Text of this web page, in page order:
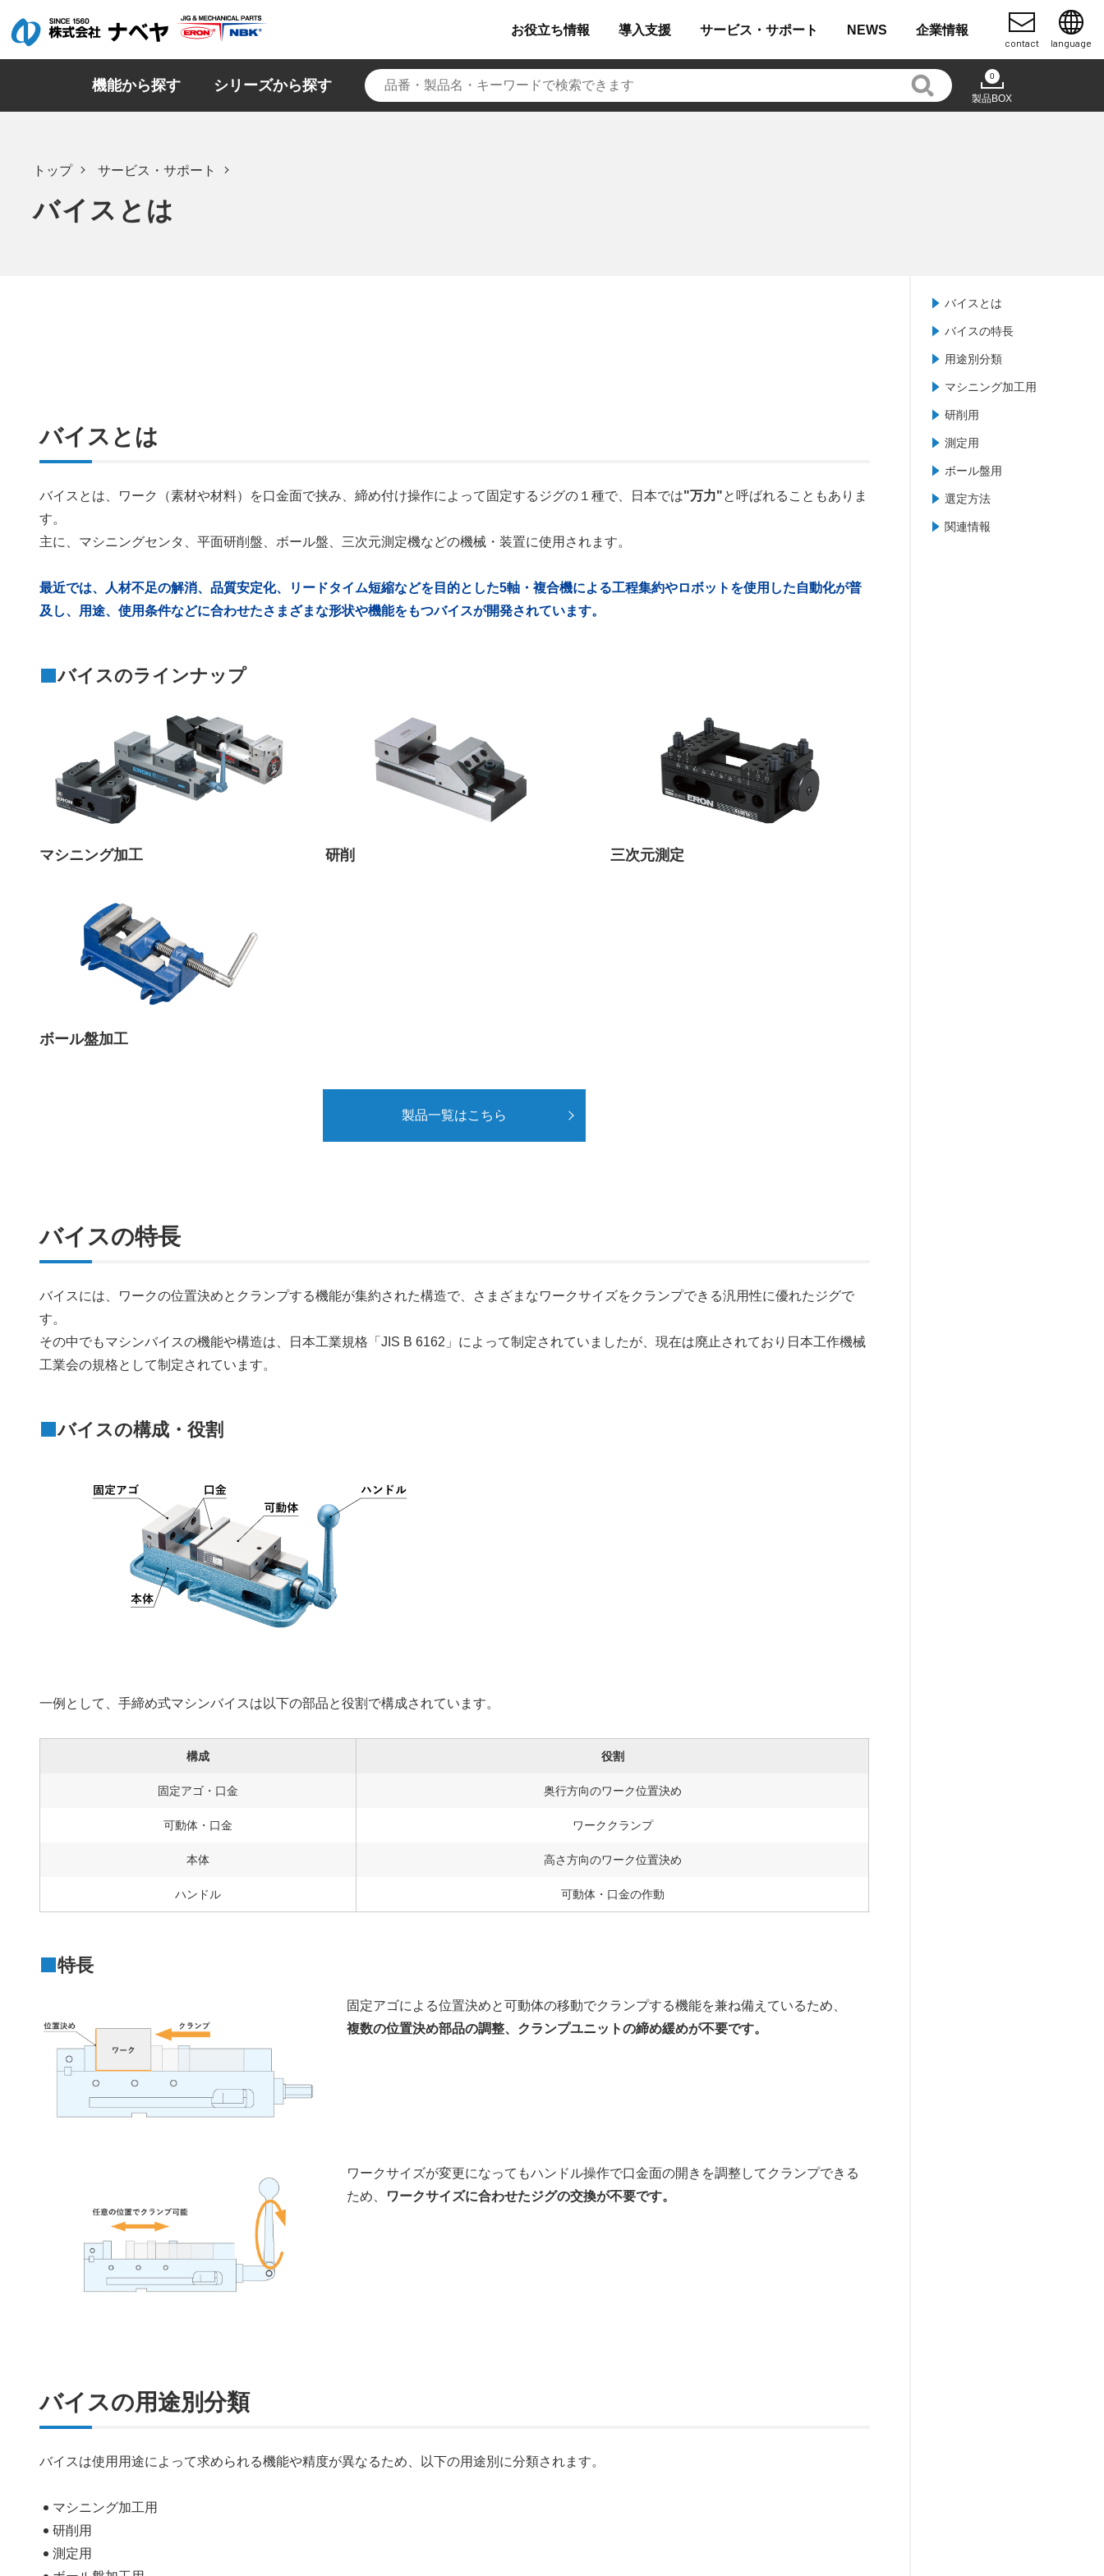
お役立ち情報 導入支援 サービス・ サポート NEWS 企業情報
contact language
機能から探す シリーズから探す
0
製品BOX
トップ サービス・サポート
バイスとは
バイスとは
バイスの特長
用途別分類
マシニング加工用
研削用
測定用
ボール盤用
選定方法
関連情報
バイスとは
バイスとは、ワーク（素材や材料）を口金面で挟み、締め付け操作によって固定するジグの１種で、日本では"万力"と呼ばれることもありま
す。
主に、マシニングセンタ、平面研削盤、ボール盤、三次元測定機などの機械・装置に使用されます。
最近では、人材不足の解消、品質安定化、リードタイム短縮などを目的とした5軸・複合機による工程集約やロボットを使用した自動化が普
及し、用途、使用条件などに合わせたさまざまな形状や機能をもつバイスが開発されています。
バイスのラインナップ
マシニング加工 研削 三次元測定
ボール盤加工
製品一覧はこちら
バイスの特長
バイスには、ワークの位置決めとクランプする機能が集約された構造で、さまざまなワークサイズをクランプできる汎用性に優れたジグで
す。
その中でもマシンバイスの機能や構造は、日本工業規格「JIS B 6162」によって制定されていましたが、現在は廃止されており日本工作機械
工業会の規格として制定されています。
バイスの構成・役割
一例として、手締め式マシンバイスは以下の部品と役割で構成されています。
構成 役割
固定アゴ・口金 奥行方向のワーク位置決め
可動体・口金 ワーククランプ
本体 高さ方向のワーク位置決め
ハンドル 可動体・口金の作動
特長
固定アゴによる位置決めと可動体の移動でクランプする機能を兼ね備えているため、
複数の位置決め部品の調整、クランプユニットの締め緩めが不要です。
ワークサイズが変更になってもハンドル操作で口金面の開きを調整してクランプできる
ため、
ワークサイズに合わせたジグの交換が不要です。
バイスの用途別分類
バイスは使用用途によって求められる機能や精度が異なるため、以下の用途別に分類されます。
マシニング加工用
研削用
測定用